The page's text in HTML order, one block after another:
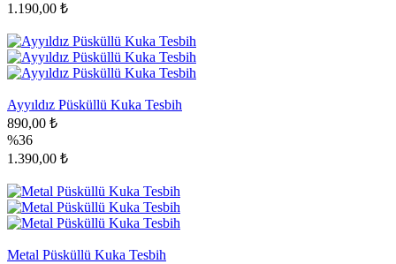
1.190,00 ₺
Ayyıldız Püsküllü Kuka Tesbih
890,00 ₺
%36
1.390,00 ₺
Metal Püsküllü Kuka Tesbih